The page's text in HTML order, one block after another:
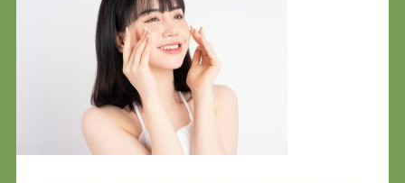
Trị mụn
Sản phẩm làm đẹp
đăng ký